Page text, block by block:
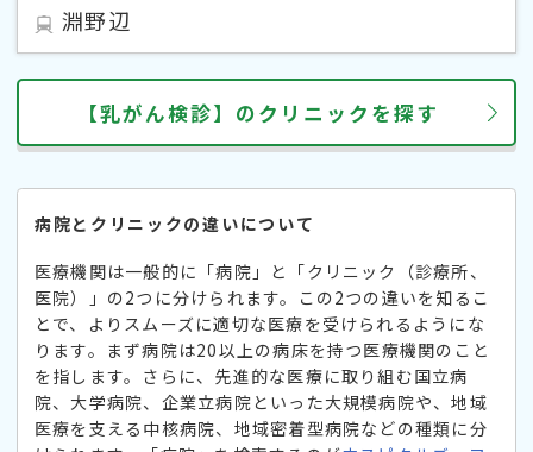
淵野辺
【乳がん検診】のクリニックを探す
病院とクリニックの違いについて
医療機関は一般的に「病院」と「クリニック（診療所、
医院）」の2つに分けられます。この2つの違いを知るこ
とで、よりスムーズに適切な医療を受けられるようにな
ります。まず病院は20以上の病床を持つ医療機関のこと
を指します。さらに、先進的な医療に取り組む国立病
院、大学病院、企業立病院といった大規模病院や、地域
医療を支える中核病院、地域密着型病院などの種類に分